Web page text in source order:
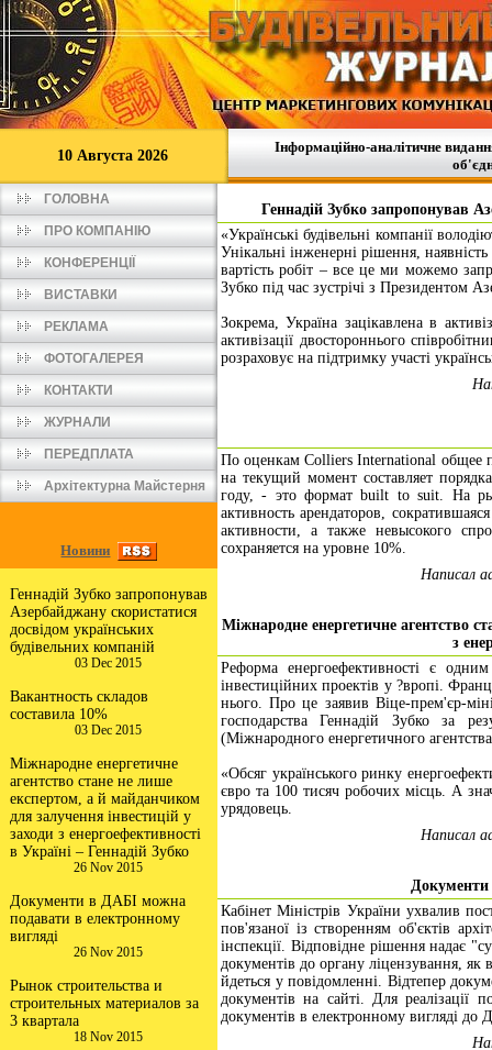
10 Августа 2026
Інформаційно-аналітичне
ГОЛОВНА
ПРО КОМПАНІЮ
КОНФЕРЕНЦІЇ
ВИСТАВКИ
РЕКЛАМА
ФОТОГАЛЕРЕЯ
КОНТАКТИ
ЖУРНАЛИ
ПЕРЕДПЛАТА
Архітектурна Майстерня
Новини
Геннадій Зубко запропонував
Азербайджану скористатися
досвідом українських
будівельних компаній
03 Dec 2015
Вакантность складов
составила 10%
03 Dec 2015
Міжнародне енергетичне
агентство стане не лише
експертом, а й майданчиком
для залучення інвестицій у
заходи з енергоефективності
в Україні – Геннадій Зубко
26 Nov 2015
Документи в ДАБІ можна
подавати в електронному
вигляді
26 Nov 2015
Рынок строительства и
строительных материалов за
3 квартала
18 Nov 2015
Геннадій Зубко запропонував
«Українські будівельні компанії
Унікальні інженерні рішення,
вартість робіт – все це ми можемо
Зубко під час зустрічі з Президентом
Зокрема, Україна зацікавлена в
активізації двостороннього
розраховує на підтримку участі
По оценкам Colliers International общее
на текущий момент составляет
году, - это формат built to suit. На
активность арендаторов,
активности, а также невысокого
сохраняется на уровне 10%.
Написал
Міжнародне енергетичне агентство
з
Реформа енергоефективності є
інвестиційних проектів у ?вропі.
нього. Про це заявив Віце-прем'єр-
господарства Геннадій Зубко за
(Міжнародного енергетичного
«Обсяг українського ринку
євро та 100 тисяч робочих місць. А
урядовець.
Написал
Документи
Кабінет Міністрів України ухвалив
пов'язаної із створенням об'єктів
інспекції. Відповідне рішення надає
документів до органу ліцензування, як
йдеться у повідомленні. Відтепер
документів на сайті. Для реалізації
документів в електронному вигляді до